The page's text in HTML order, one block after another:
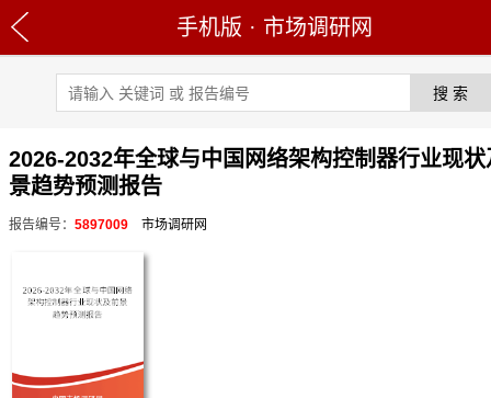
手机版 · 市场调研网
2026-2032年全球与中国网络架构控制器行业现状
景趋势预测报告
报告编号： 5897009 市场调研网